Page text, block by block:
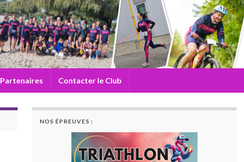
Partenaires Contacter le Club
NOS ÉPREUVES :